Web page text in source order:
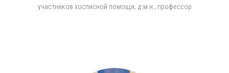
участников хосписной помощи, д.м.н., профессор